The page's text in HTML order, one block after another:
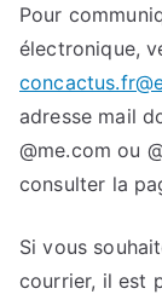
Pour
électronique,
adresse mail
@me.com ou
consulter la
Si vous
courrier, il est